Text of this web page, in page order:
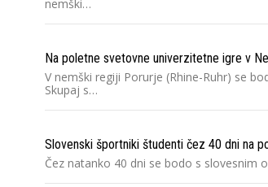
nemški…
Na poletne svetovne univerzitetne igre v
V nemški regiji Porurje (Rhine-Ruhr) se
Skupaj s…
Slovenski športniki študenti čez 40 dni na
Čez natanko 40 dni se bodo s slovesnim